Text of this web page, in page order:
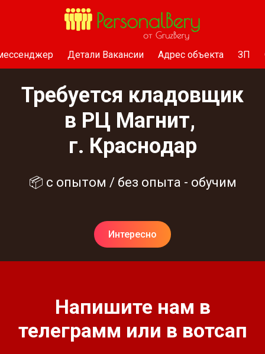
Детали Вакансии Адрес объекта ЗП
Требуется кладовщик
в РЦ Магнит,
г. Краснодар
📦 с опытом / без опыта - обучим
Интересно
Напишите нам в
телеграмм или в вотсап